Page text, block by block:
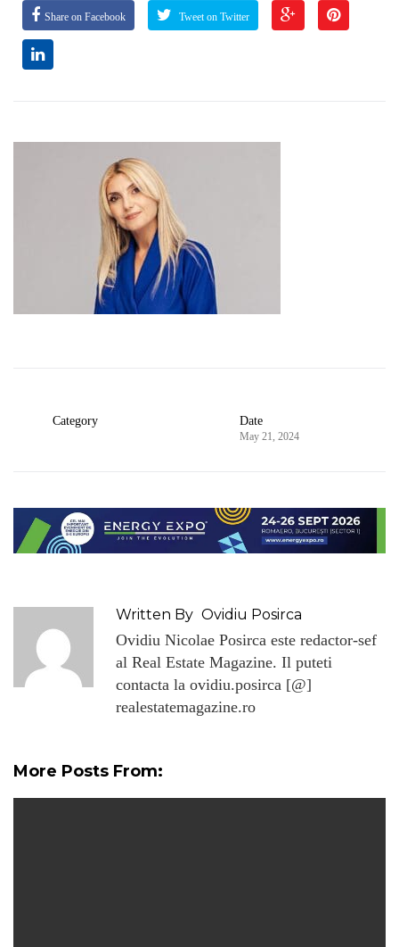
Share on Facebook Tweet on Twitter
Category Date
May 21, 2024
Written By Ovidiu Posirca
Ovidiu Nicolae Posirca este redactor-sef
al Real Estate Magazine. Il puteti
contacta la ovidiu.posirca [@]
realestatemagazine.ro
More Posts From: